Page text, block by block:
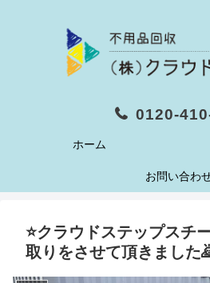
0120-
ホーム
お問い合わ
⭐️クラウドステップスチ
取りをさせて頂きました